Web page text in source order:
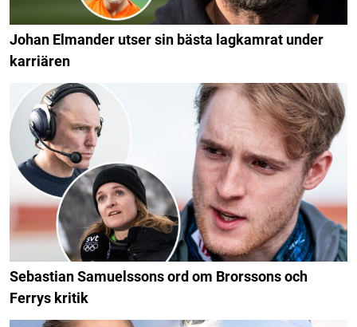
Johan Elmander utser sin bästa lagkamrat under
karriären
Sebastian Samuelssons ord om Brorssons och
Ferrys kritik